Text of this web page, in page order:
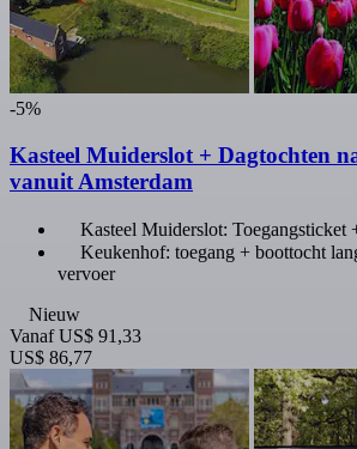
-5%
Kasteel Muiderslot + Dagtochten
vanuit Amsterdam
Kasteel Muiderslot: Toegangsticket
Keukenhof: toegang + boottocht
vervoer
Nieuw
Vanaf US$ 91,33
US$ 86,77